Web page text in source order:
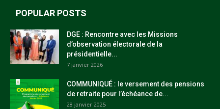
POPULAR POSTS
DGE : Rencontre avec les Missions
d’observation électorale de la
présidentielle...
7 janvier 2026
COMMUNIQUÉ : le versement des pensions
de retraite pour l’échéance de...
28 janvier 2025